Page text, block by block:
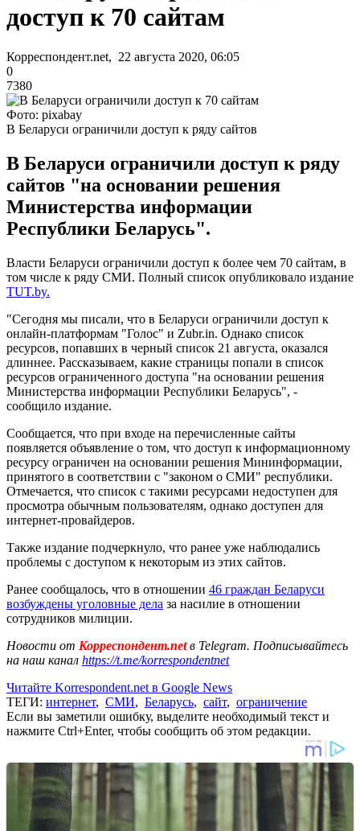
доступ к 70 сайтам
Корреспондент.net, 22 августа 2020, 06:05
0
7380
Фото: pixabay
В Беларуси ограничили доступ к ряду сайтов
В Беларуси ограничили доступ к ряду
сайтов "на основании решения
Министерства информации
Республики Беларусь".
Власти Беларуси ограничили доступ к более чем 70 сайтам, в
том числе к ряду СМИ. Полный список опубликовало издание
TUT.by.
"Сегодня мы писали, что в Беларуси ограничили доступ к
онлайн-платформам "Голос" и Zubr.in. Однако список
ресурсов, попавших в черный список 21 августа, оказался
длиннее. Рассказываем, какие страницы попали в список
ресурсов ограниченного доступа "на основании решения
Министерства информации Республики Беларусь", -
сообщило издание.
Сообщается, что при входе на перечисленные сайты
появляется объявление о том, что доступ к информационному
ресурсу ограничен на основании решения Мининформации,
принятого в соответствии с "законом о СМИ" республики.
Отмечается, что список с такими ресурсами недоступен для
просмотра обычным пользователям, однако доступен для
интернет-провайдеров.
Также издание подчеркнуло, что ранее уже наблюдались
проблемы с доступом к некоторым из этих сайтов.
Ранее сообщалось, что в отношении 46 граждан Беларуси
возбуждены уголовные дела за насилие в отношении
сотрудников милиции.
Новости от Корреспондент.netв Telegram. Подписывайтесь
на наш канал https://t.me/korrespondentnet
Читайте Korrespondent.net в Google News
ТЕГИ: интернет, СМИ, Беларусь, сайт, ограничение
Если вы заметили ошибку, выделите необходимый текст и
нажмите Ctrl+Enter, чтобы сообщить об этом редакции.